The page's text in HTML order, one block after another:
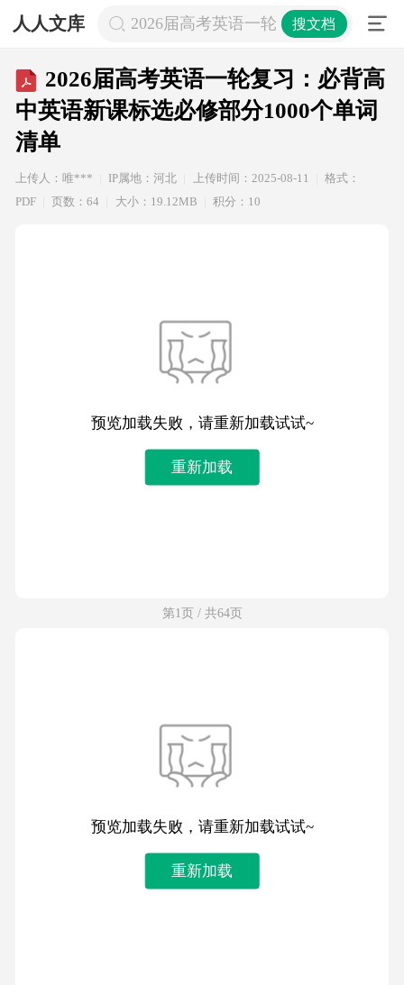
人人文库 2026届高考英语一轮复习：必背高中
搜文档
2026届高考英语一轮复习：必背高
中英语新课标选必修部分1000个单词
清单
上传人：唯*** IP属地：河北 上传时间：2025-08-11
格式：
PDF
页数：64 大小：19.12MB 积分：10
预览加载失败，请重新加载试试~
重新加载
第1页 / 共64页
预览加载失败，请重新加载试试~
重新加载